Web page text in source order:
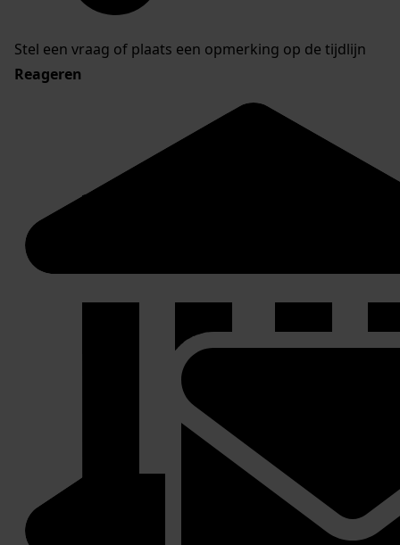
Stel een vraag of plaats een opmerking op de tijdlijn
Reageren